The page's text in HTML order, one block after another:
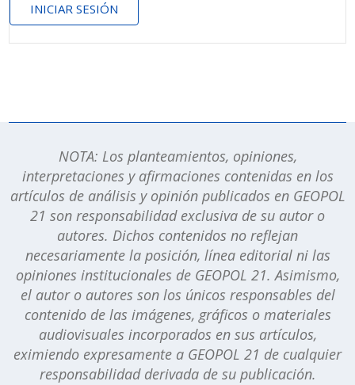
INICIAR SESIÓN
NOTA: Los planteamientos, opiniones,
interpretaciones y afirmaciones contenidas en los
artículos de análisis y opinión publicados en GEOPOL
21 son responsabilidad exclusiva de su autor o
autores. Dichos contenidos no reflejan
necesariamente la posición, línea editorial ni las
opiniones institucionales de GEOPOL 21. Asimismo,
el autor o autores son los únicos responsables del
contenido de las imágenes, gráficos o materiales
audiovisuales incorporados en sus artículos,
eximiendo expresamente a GEOPOL 21 de cualquier
responsabilidad derivada de su publicación.